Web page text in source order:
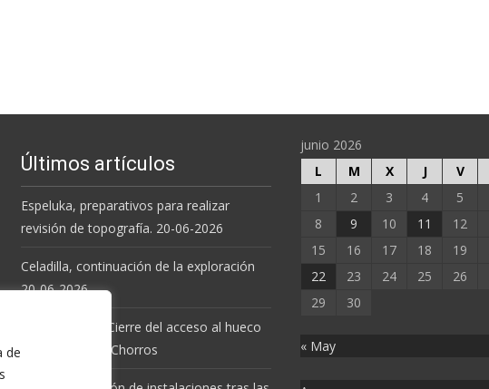
de
Últimos artículos
Espeluka, preparativos para realizar
revisión de topografía. 20-06-2026
Celadilla, continuación de la exploración
20-06-2026.
Resolución de Cierre del acceso al hueco
de la Cueva de Chorros
junio 2026
L
M X J V
1
2 3 4 5
8
9 10 11 12
15
16 17 18 19
22
23 24 25 26
29
30
« May